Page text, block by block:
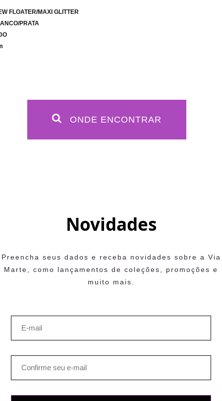
FLOATER/MAXI GLITTER
PRATA
ONDE ENCONTRAR
Novidades
Preencha seus dados e receba novidades sobre a Via
Marte, como lançamentos de coleções, promoções e
muito mais.